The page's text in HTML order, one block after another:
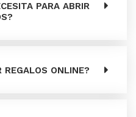
PARA ABRIR
REGALOS ONLINE?